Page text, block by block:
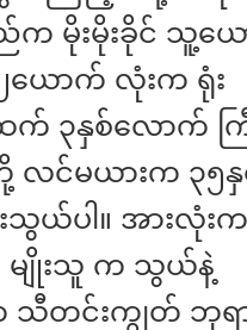
က မိုးမိုးခိုင် သူ့ယေ
ယောက် လုံးက ရုံး
၃နှစ်လောက် က
င်မယားက ၃၅နှ
သွယ်ပါ။ အားလုံးက
မျိုးသူ က သွယ်နဲ့
သီတင်းကျွတ် ဘုရာ